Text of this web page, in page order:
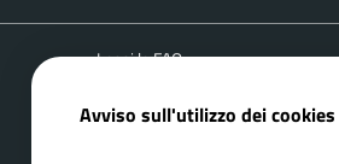
Leggi le FAQ
Segnalazione disservizio
Avviso sull'utilizzo dei cookies